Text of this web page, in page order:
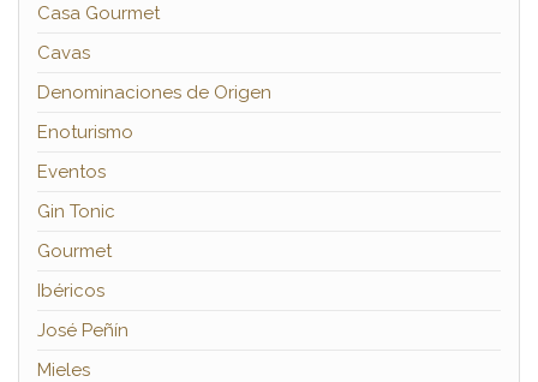
Casa Gourmet
Cavas
Denominaciones de Origen
Enoturismo
Eventos
Gin Tonic
Gourmet
Ibéricos
José Peñín
Mieles